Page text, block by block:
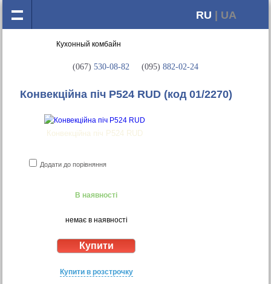
RU | UA
(067) 530-08-82 (095) 882-02-24
Конвекційна піч P524 RUD (код 01/2270)
Конвекційна піч P524 RUD
Додати до порівняння
В наявності
немає в наявності
Купити в розстрочку